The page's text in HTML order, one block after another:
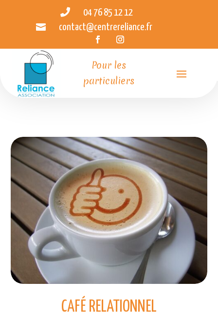

04 76 85 12 12

contact@centrereliance.fr
Pour les
particuliers
CAFÉ RELATIONNEL